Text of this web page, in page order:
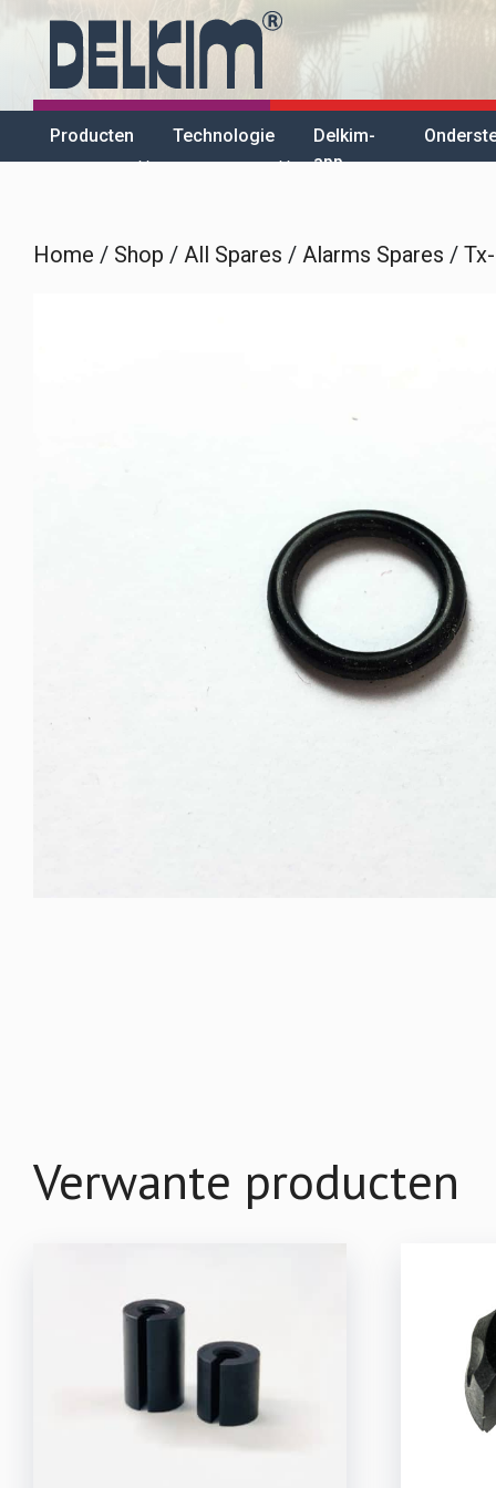
Skip
content
Producten Technologie
Delkim-
app
Home / Shop / All Spares / Alarms Spares /
Verwante producten